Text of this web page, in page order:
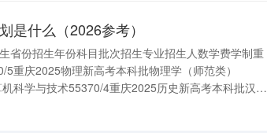
是什么（2026参考）
省份招生年份科目批次招生专业招生人数学费学制重
重庆2025物理新高考本科批物理学（师范类）
科学与技术55370/4重庆2025历史新高考本科批汉语
考本科批中医学55480/5更多数据请进入：{$cate_